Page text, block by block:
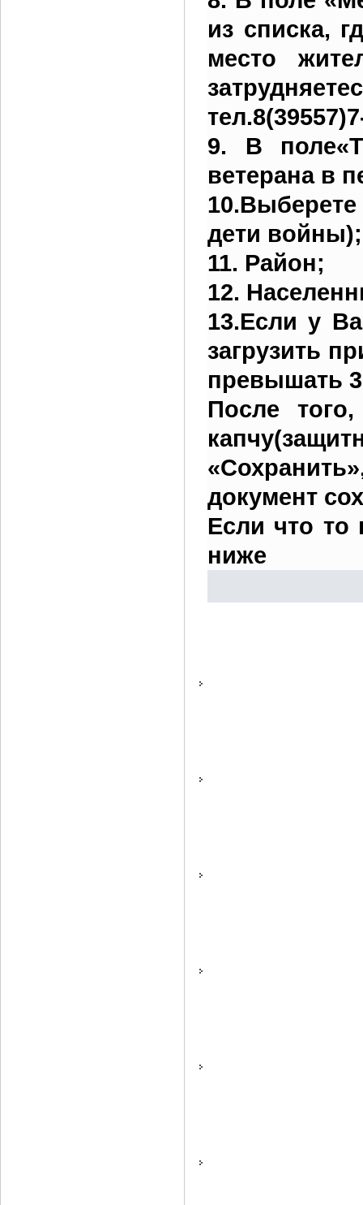
из списка,
место
9. В
ветерана в
дети войны);
11. Район;
12.
13.Если у
загрузить
превышать
После
документ
Если что то
ниже